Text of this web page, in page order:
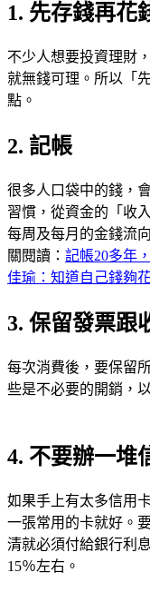
1. 先存錢再花
不少人想要投資理財
就無錢可理。所以「
點。
2. 記帳
很多人口袋中的錢，
習慣，從資金的「收
每周及每月的金錢流
關閱讀： 記帳20多年
佳瑜：知道自己錢夠
3. 保留發票跟
每次消費後，要保留
些是不必要的開銷，
4. 不要辦一堆
如果手上有太多信用
一張常用的卡就好。
清就必須付給銀行利
15％左右。